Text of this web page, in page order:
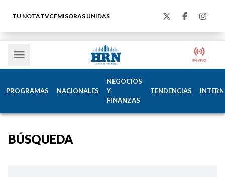
TU NOTATVCEMISORAS UNIDAS
PROGRAMAS NACIONALES
NEGOCIOS
Y
FINANZAS
TENDENCIAS
BÚSQUEDA